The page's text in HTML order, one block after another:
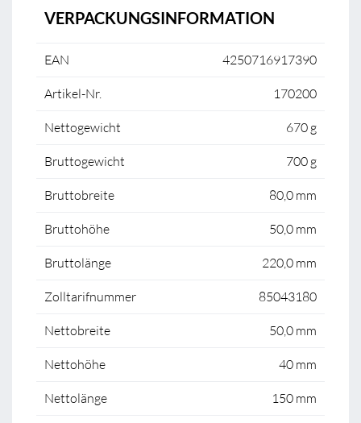
VERPACKUNGSINFORMATION
EAN 4250716917390
Artikel-Nr. 170200
Nettogewicht 670 g
Bruttogewicht 700 g
Bruttobreite 80,0 mm
Bruttohöhe 50,0 mm
Bruttolänge 220,0 mm
Zolltarifnummer 85043180
Nettobreite 50,0 mm
Nettohöhe 40 mm
Nettolänge 150 mm